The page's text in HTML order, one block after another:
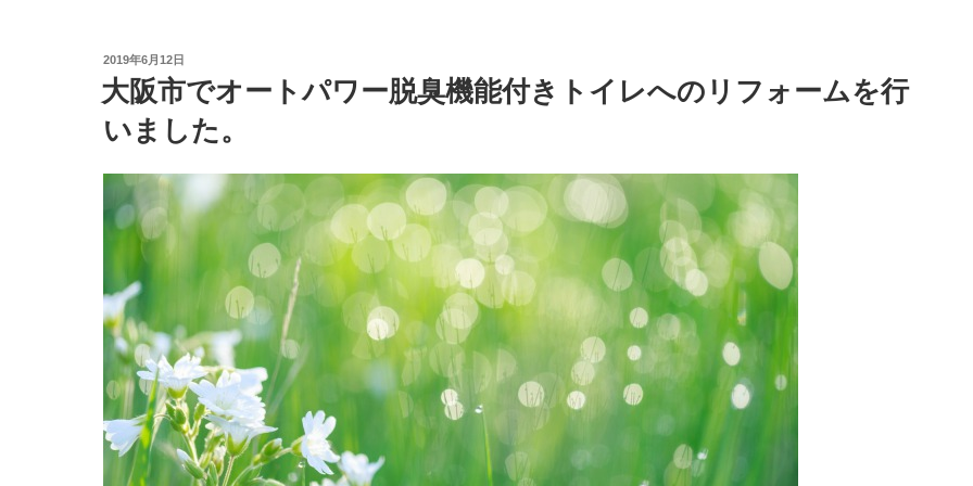
投
稿
日:
2019年6月12日
大阪市でオートパワー脱臭機能付きトイレへのリフォームを行
いました。